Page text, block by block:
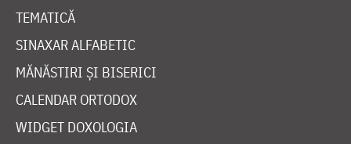
TEMATICĂ
SINAXAR ALFABETIC
MĂNĂSTIRI ȘI BISERICI
CALENDAR ORTODOX
WIDGET DOXOLOGIA